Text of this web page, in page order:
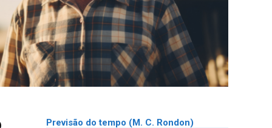
Previsão do tempo (M. C. Rondon)